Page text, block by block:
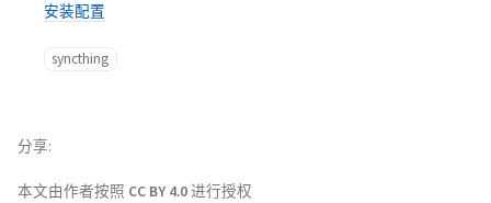
安装配置
syncthing
本文由作者按照 CC BY 4.0进行授权
分享